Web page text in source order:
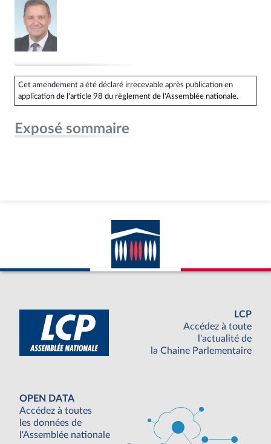
Cet amendement a été déclaré irrecevable après publication en
application de l'article 98 du règlement de l'Assemblée nationale.
Exposé sommaire
LCP
Accédez à toute
l'actualité de
la Chaine Parlementaire
OPEN DATA
Accédez à toutes
les données de
l'Assemblée nationale